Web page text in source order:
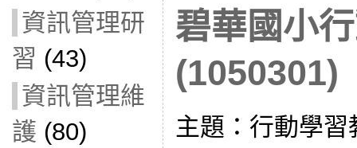
資訊管理研
習 (43)
資訊管理維
護 (80)
碧華國小
(1050301)
主題：行動學